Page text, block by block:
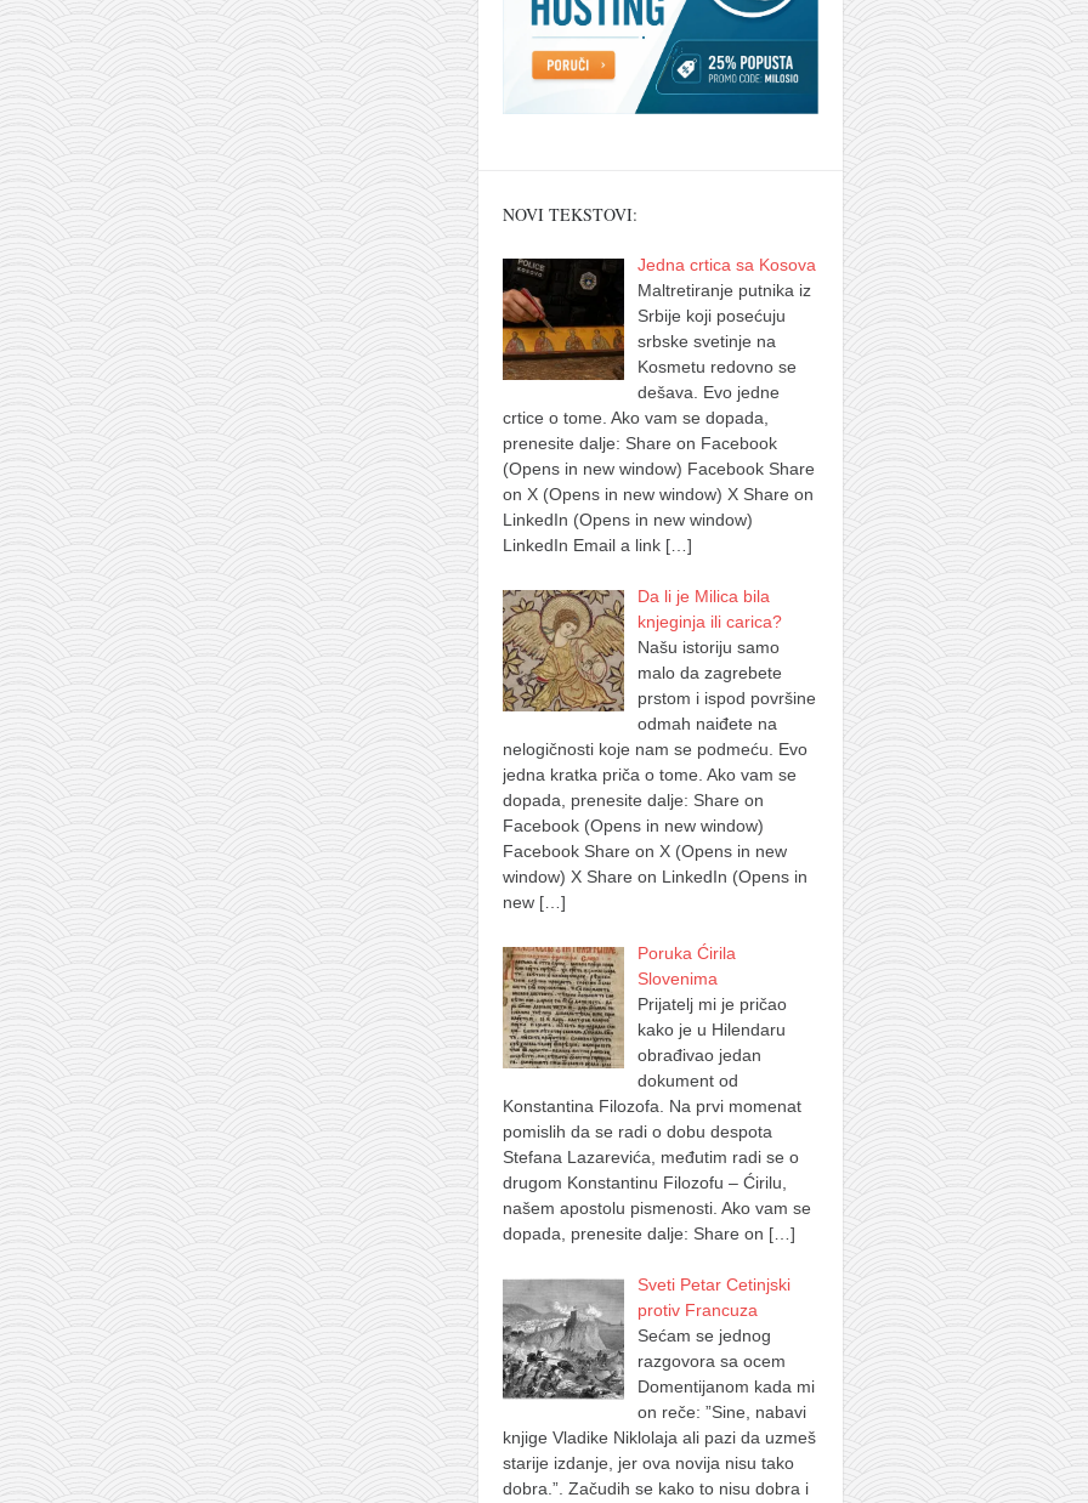
NOVI TEKSTOVI:
Jedna crtica sa Kosova
Maltretiranje putnika iz
Srbije koji posećuju
srbske svetinje na
Kosmetu redovno se
dešava. Evo jedne
crtice o tome. Ako vam se dopada,
prenesite dalje: Share on Facebook
(Opens in new window) Facebook Share
on X (Opens in new window) X Share on
LinkedIn (Opens in new window)
LinkedIn Email a link […]
Da li je Milica bila
knjeginja ili carica?
Našu istoriju samo
malo da zagrebete
prstom i ispod površine
odmah naiđete na
nelogičnosti koje nam se podmeću. Evo
jedna kratka priča o tome. Ako vam se
dopada, prenesite dalje: Share on
Facebook (Opens in new window)
Facebook Share on X (Opens in new
window) X Share on LinkedIn (Opens in
new […]
Poruka Ćirila
Slovenima
Prijatelj mi je pričao
kako je u Hilendaru
obrađivao jedan
dokument od
Konstantina Filozofa. Na prvi momenat
pomislih da se radi o dobu despota
Stefana Lazarevića, međutim radi se o
drugom Konstantinu Filozofu – Ćirilu,
našem apostolu pismenosti. Ako vam se
dopada, prenesite dalje: Share on […]
Sveti Petar Cetinjski
protiv Francuza
Sećam se jednog
razgovora sa ocem
Domentijanom kada mi
on reče: ”Sine, nabavi
knjige Vladike Niklolaja ali pazi da uzmeš
starije izdanje, jer ova novija nisu tako
dobra.”. Začudih se kako to nisu dobra i